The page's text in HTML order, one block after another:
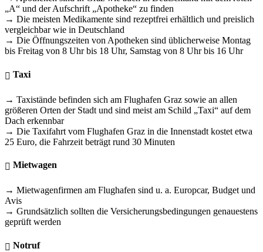
„A“ und der Aufschrift „Apotheke“ zu finden
→ Die meisten Medikamente sind rezeptfrei erhältlich und preislich
vergleichbar wie in Deutschland
→ Die Öffnungszeiten von Apotheken sind üblicherweise Montag
bis Freitag von 8 Uhr bis 18 Uhr, Samstag von 8 Uhr bis 16 Uhr
Taxi
→ Taxistände befinden sich am Flughafen Graz sowie an allen
größeren Orten der Stadt und sind meist am Schild „Taxi“ auf dem
Dach erkennbar
→ Die Taxifahrt vom Flughafen Graz in die Innenstadt kostet etwa
25 Euro, die Fahrzeit beträgt rund 30 Minuten
Mietwagen
→ Mietwagenfirmen am Flughafen sind u. a. Europcar, Budget und
Avis
→ Grundsätzlich sollten die Versicherungsbedingungen genauestens
geprüft werden
Notruf